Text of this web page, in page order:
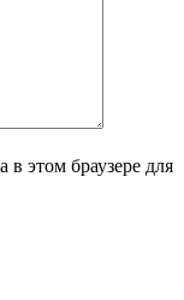
в этом браузере для